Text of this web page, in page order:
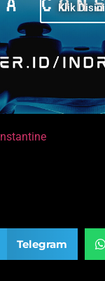
Klik Disini
Telegram